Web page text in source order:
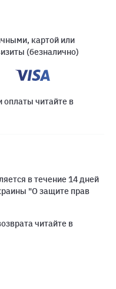
картой или
(безналично)
оплаты читайте в
в течение 14 дней
"О защите прав
читайте в